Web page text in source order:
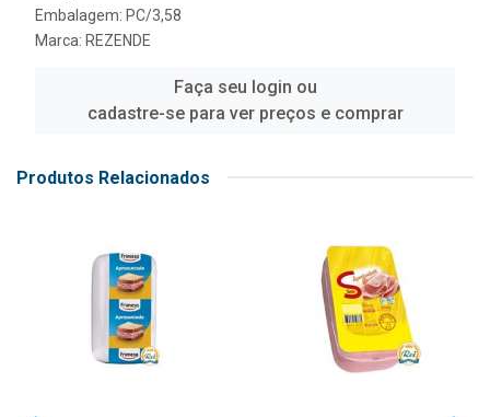
Embalagem: PC/3,58
Marca: REZENDE
Faça seu login ou
cadastre-se para ver preços e comprar
Produtos Relacionados